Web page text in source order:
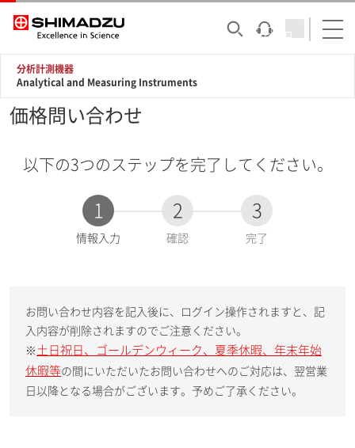
分析計測機器
Analytical and Measuring Instruments
価格問い合わせ
以下の3つのステップを完了してください。
1
現
情報入力
2
確認
3
完了
お問い合わせ内容を記入後に、ログイン操作されますと、記
入内容が削除されますのでご注意ください。
※ 土日祝日、ゴールデンウィーク、夏季休暇、年末年始
休暇等の間にいただいたお問い合わせへのご対応は、翌営業
日以降となる場合がございます。予めご了承ください。